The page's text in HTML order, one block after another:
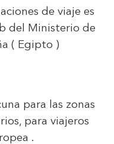
de viaje es
del Ministerio de
( Egipto )
para las zonas
para viajeros
.